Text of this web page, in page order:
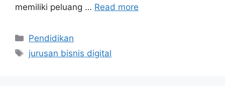
memiliki peluang … Read more
Categories
Pendidikan
Tags
jurusan bisnis digital